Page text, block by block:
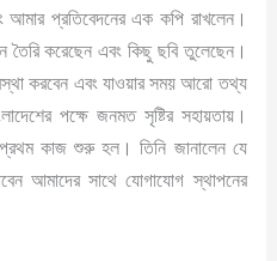
আমার প্রতিবেদনের এক কপি রাখলেন।
তৈরি করেছেন এবং কিছু ছবি তুলেছেন।
করবেন এবং যাওয়ার সময় আরো তথ্য
পক্ষে জনমত সৃষ্টির সহায়তায়।
কাজ শুরু হল। তিনি জানালেন যে
আমাদের সাথে যোগাযোগ স্থাপনের